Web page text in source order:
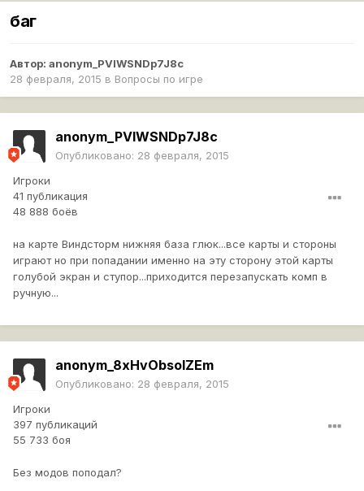
баг
Автор: anonym_PVIWSNDp7J8c
28 февраля, 2015 в Вопросы по игре
anonym_PVIWSNDp7J8c
Опубликовано: 28 февраля, 2015
Игроки
41 публикация
48 888 боёв
на карте Виндсторм нижняя база глюк...все карты и стороны
играют но при попадании именно на эту сторону этой карты
голубой экран и ступор...приходится перезапускать комп в
ручную...
anonym_8xHvObsoIZEm
Опубликовано: 28 февраля, 2015
Игроки
397 публикаций
55 733 боя
Без модов поподал?